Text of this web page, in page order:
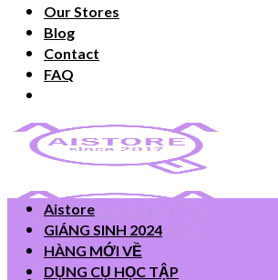
Our Stores
Blog
Contact
FAQ
Aistore
GIÁNG SINH 2024
HÀNG MỚI VỀ
DỤNG CỤ HỌC TẬP